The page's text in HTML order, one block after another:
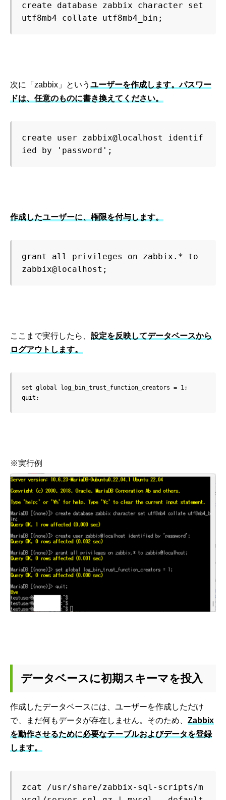
create database zabbix character set
utf8mb4 collate utf8mb4_bin;
次に「zabbix」という ユーザーを作成します。パスワー
ドは、任意のものに書き換えてください。
create user zabbix@localhost identif
ied by 'password';
作成したユーザーに、権限を付与します。
grant all privileges on zabbix.* to
zabbix@localhost;
ここまで実行したら、 設定を反映してデータベースから
ログアウトします。
set global log_bin_trust_function_creators = 1;
quit;
※実行例
データベースに初期スキーマを投入
作成したデータベースには、ユーザーを作成しただけ
で、まだ何もデータが存在しません。そのため、 Zabbix
を動作させるために必要なテーブルおよびデータを登録
します。
zcat /usr/share/zabbix-sql-scripts/m